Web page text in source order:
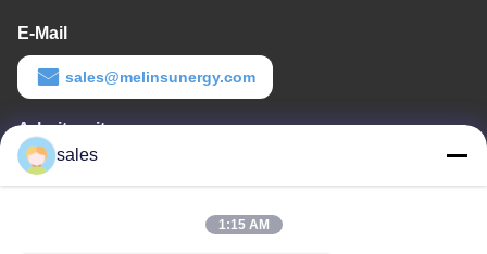
E-Mail
sales@melinsunergy.com
Arbeitszeit
8:30-18:00
sales
1:15 AM